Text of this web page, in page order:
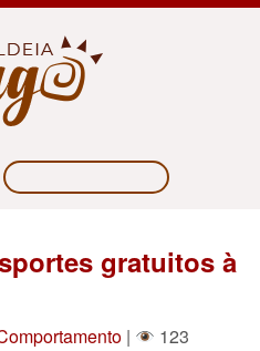
gratuitos à
|
123